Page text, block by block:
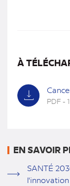
À
PDF -
EN SAVOIR
SANTÉ